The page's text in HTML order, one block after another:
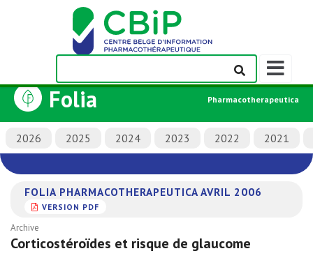
Afficher/
la
de
navigation
Folia Pharmacotherapeutica
2026 2025 2024 2023 2022 2021
FOLIA PHARMACOTHERAPEUTICA AVRIL 2006
VERSION PDF
Archive
Corticostéroïdes et risque de glaucome